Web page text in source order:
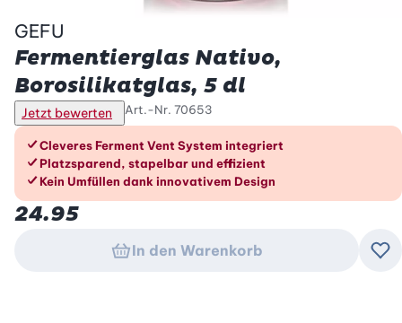
GEFU
Fermentierglas Nativo,
Borosilikatglas, 5 dl
Jetzt bewerten Art.-Nr. 70653
Die Vorteile im Überblick
Cleveres Ferment Vent System integriert
Platzsparend, stapelbar und effizient
Kein Umfüllen dank innovativem Design
24.95
In den Warenkorb